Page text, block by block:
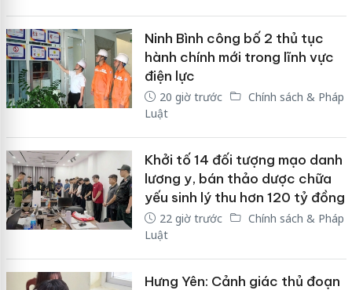
Ninh Bình công bố 2 thủ tục
hành chính mới trong lĩnh vực
điện lực
20 giờ trước
Chính sách & Pháp
Luật
Khởi tố 14 đối tượng mạo danh
lương y, bán thảo dược chữa
yếu sinh lý thu hơn 120 tỷ đồng
22 giờ trước
Chính sách & Pháp
Luật
Hưng Yên: Cảnh giác thủ đoạn